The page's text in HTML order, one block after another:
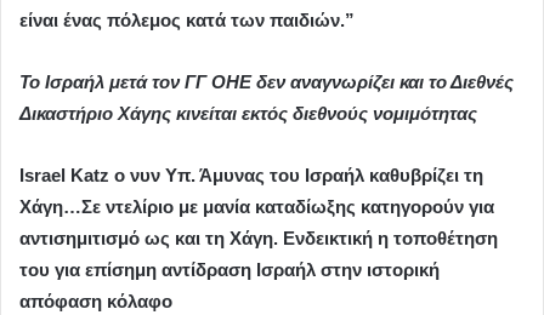
είναι ένας πόλεμος κατά των παιδιών.”
To Iσραήλ μετά τον ΓΓ ΟΗΕ δεν αναγνωρίζει και το Διεθνές
Δικαστήριο Χάγης κινείται εκτός διεθνούς νομιμότητας
Israel Κatz ο νυν Υπ. Άμυνας του Ισραήλ καθυβρίζει τη
Χάγη…Σε ντελίριο με μανία καταδίωξης κατηγορούν για
αντισημιτισμό ως και τη Χάγη. Ενδεικτική η τοποθέτηση
του για επίσημη αντίδραση Ισραήλ στην ιστορική
απόφαση κόλαφο